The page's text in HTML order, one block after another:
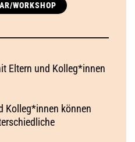
WORKSHOP
Eltern und Kolleg*innen
Kolleg*innen können